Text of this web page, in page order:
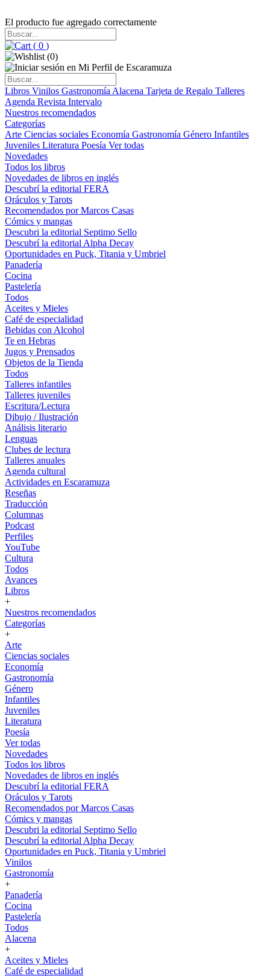
El producto fue agregado correctamente
( 0 )
(0)
Libros Vinilos Gastronomía Alacena Tarjeta de Regalo Talleres
Agenda Revista Intervalo
Nuestros recomendados
Categorías
Arte Ciencias sociales Economía Gastronomía Género Infantiles
Juveniles Literatura Poesía Ver todas
Novedades
Todos los libros
Novedades de libros en inglés
Descubrí la editorial FERA
Oráculos y Tarots
Recomendados por Marcos Casas
Cómics y mangas
Descubri la editorial Septimo Sello
Descubrí la editorial Alpha Decay
Oportunidades en Puck, Titania y Umbriel
Panadería
Cocina
Pastelería
Todos
Aceites y Mieles
Café de especialidad
Bebidas con Alcohol
Te en Hebras
Jugos y Prensados
Objetos de la Tienda
Todos
Talleres infantiles
Talleres juveniles
Escritura/Lectura
Dibujo / Ilustración
Análisis literario
Lenguas
Clubes de lectura
Talleres anuales
Agenda cultural
Actividades en Escaramuza
Reseñas
Traducción
Columnas
Podcast
Perfiles
YouTube
Cultura
Todos
Avances
Libros
+
Nuestros recomendados
Categorías
+
Arte
Ciencias sociales
Economía
Gastronomía
Género
Infantiles
Juveniles
Literatura
Poesía
Ver todas
Novedades
Todos los libros
Novedades de libros en inglés
Descubrí la editorial FERA
Oráculos y Tarots
Recomendados por Marcos Casas
Cómics y mangas
Descubri la editorial Septimo Sello
Descubrí la editorial Alpha Decay
Oportunidades en Puck, Titania y Umbriel
Vinilos
Gastronomía
+
Panadería
Cocina
Pastelería
Todos
Alacena
+
Aceites y Mieles
Café de especialidad